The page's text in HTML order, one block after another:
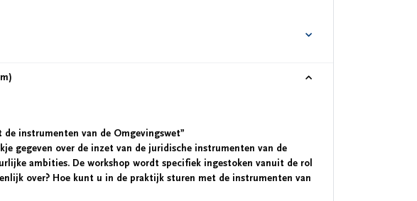
instrumenten van de Omgevingswet”
gegeven over de inzet van de juridische instrumenten van de
ambities. De workshop wordt specifiek ingestoken vanuit de rol
over? Hoe kunt u in de praktijk sturen met de instrumenten van